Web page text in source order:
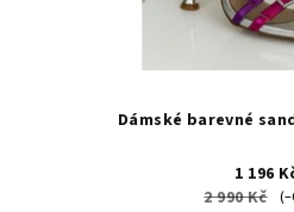
Dámské barevné
1 196
2 990 Kč